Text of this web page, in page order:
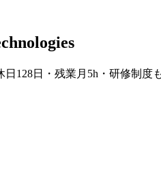
日128日・残業月5h・研修制度